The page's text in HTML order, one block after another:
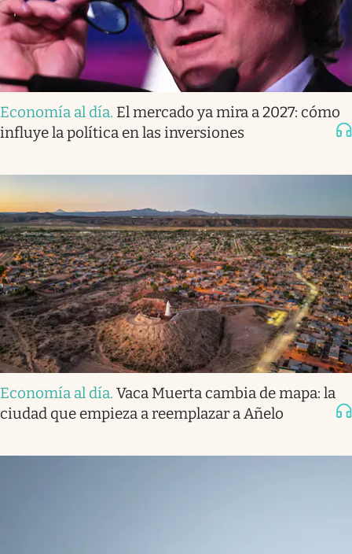
Economía al día. El mercado ya mira a 2027: cómo
influye la política en las inversiones
Economía al día. Vaca Muerta cambia de mapa: la
ciudad que empieza a reemplazar a Añelo